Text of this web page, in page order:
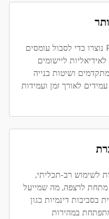
הרצפות הגליות התעשייתיות שלנו מ-PVC נוצרו כדי לסבול עומסים
ליישומים
ושיטות בנייה
לאורך זמן ועמידות
לשימוש רב-תכליתי,
לרצפה, מה שמייעל
בסביבות דינמיות כגון
מתפתחת במהירות